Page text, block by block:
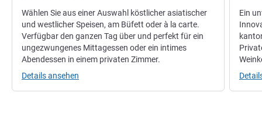
Wählen Sie aus einer Auswahl köstlicher asiatischer
und westlicher Speisen, am Büfett oder à la carte.
Verfügbar den ganzen Tag über und perfekt für ein
ungezwungenes Mittagessen oder ein intimes
Abendessen in einem privaten Zimmer.
Details ansehen
Ein